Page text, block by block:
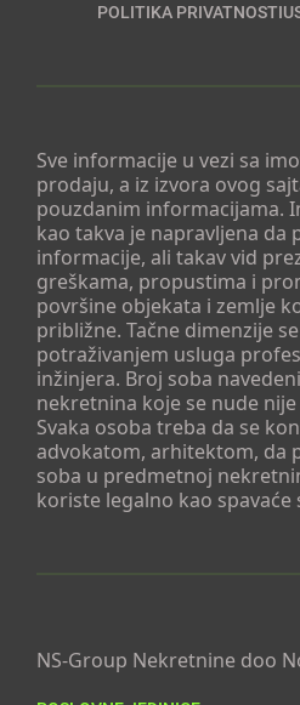
POLITIKA PRIVATNOSTI
Sve informacije u vezi sa
prodaju, a iz izvora ovog
pouzdanim informacijama.
kao takva je napravljena da
informacije, ali takav vid
greškama, propustima i
površine objekata i zemlje
približne. Tačne dimenzije
potraživanjem usluga
inžinjera. Broj soba
nekretnina koje se nude
Svaka osoba treba da se
advokatom, arhitektom, da
soba u predmetnoj
koriste legalno kao spavaće
NS-Group Nekretnine doo